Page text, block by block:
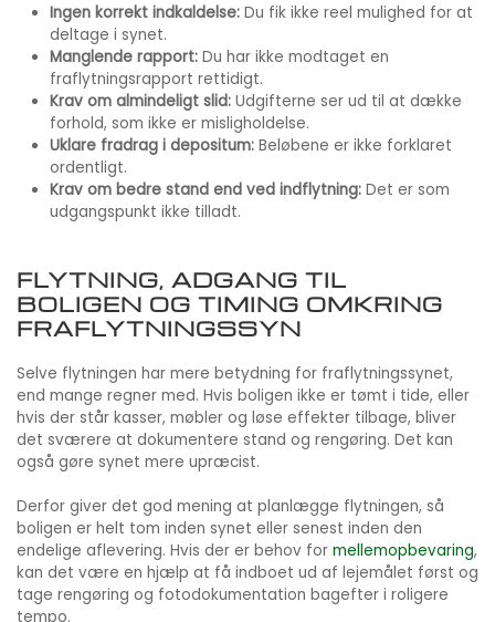
Ingen korrekt indkaldelse: Du fik ikke reel mulighed for at
deltage i synet.
Manglende rapport: Du har ikke modtaget en
fraflytningsrapport rettidigt.
Krav om almindeligt slid: Udgifterne ser ud til at dække
forhold, som ikke er misligholdelse.
Uklare fradrag i depositum: Beløbene er ikke forklaret
ordentligt.
Krav om bedre stand end ved indflytning: Det er som
udgangspunkt ikke tilladt.
FLYTNING, ADGANG TIL
BOLIGEN OG TIMING OMKRING
FRAFLYTNINGSSYN
Selve flytningen har mere betydning for fraflytningssynet,
end mange regner med. Hvis boligen ikke er tømt i tide, eller
hvis der står kasser, møbler og løse effekter tilbage, bliver
det sværere at dokumentere stand og rengøring. Det kan
også gøre synet mere upræcist.
Derfor giver det god mening at planlægge flytningen, så
boligen er helt tom inden synet eller senest inden den
endelige aflevering. Hvis der er behov for mellemopbevaring,
kan det være en hjælp at få indboet ud af lejemålet først og
tage rengøring og fotodokumentation bagefter i roligere
tempo.